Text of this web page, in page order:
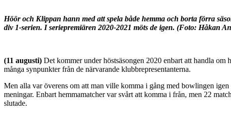
Höör och Klippan hann med att spela både hemma och borta förra
div 1-serien. I seriepremiären 2020-2021 möts de igen. (Foto: Håkan
(11 augusti) Det kommer under höstsäsongen 2020 enbart att handla om
många synpunkter från de närvarande klubbrepresentanterna.
Men alla var överens om att man ville komma i gång med bowlingen
meningar. Enbart hemmamatcher var svårt att komma i från, men 22
slutade.